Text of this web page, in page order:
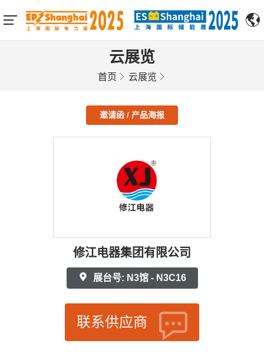
云展览
首页 云展览
邀请函 / 产品海报
修江电器集团有限公司
展台号: N3馆 - N3C16
联系供应商